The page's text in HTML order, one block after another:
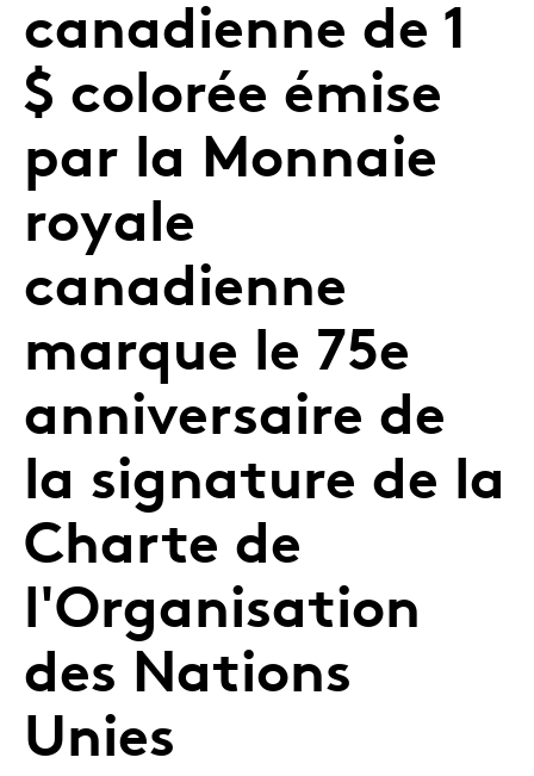
canadienne de 1
$ colorée émise
par la Monnaie
royale
canadienne
marque le 75e
anniversaire de
la signature de la
Charte de
l'Organisation
des Nations
Unies